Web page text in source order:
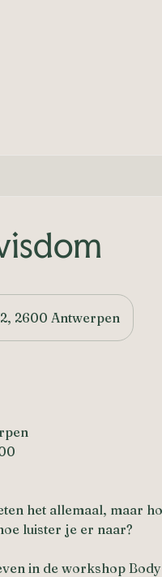
2600 Antwerpen
het allemaal, maar
luister je er naar?
in de workshop